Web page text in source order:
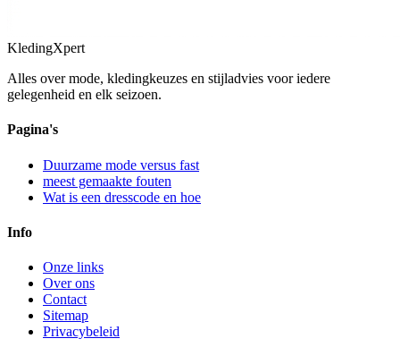
KledingXpert
Alles over mode, kledingkeuzes en stijladvies voor iedere
gelegenheid en elk seizoen.
Pagina's
Duurzame mode versus fast
meest gemaakte fouten
Wat is een dresscode en hoe
Info
Onze links
Over ons
Contact
Sitemap
Privacybeleid